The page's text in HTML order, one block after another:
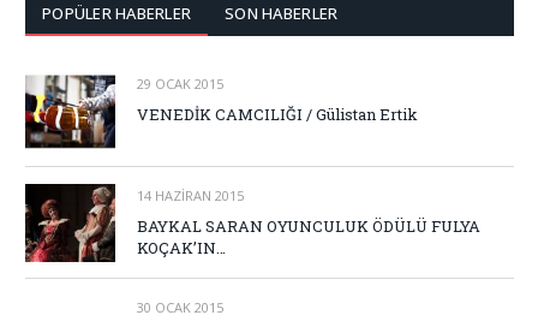
POPÜLER HABERLER SON HABERLER
29 OCAK 2015
VENEDİK CAMCILIĞI / Gülistan Ertik
14 HAZIRAN 2015
BAYKAL SARAN OYUNCULUK ÖDÜLÜ FULYA
KOÇAK’IN…
30 OCAK 2015